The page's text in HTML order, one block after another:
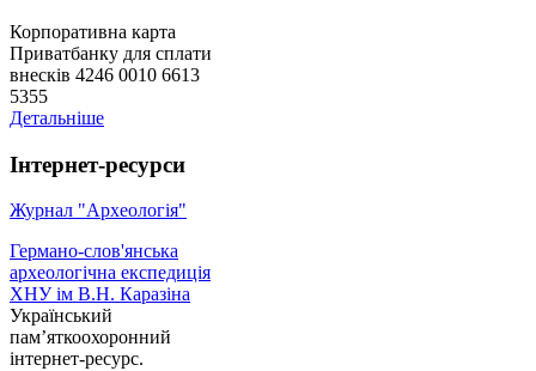
Корпоративна карта
Приватбанку для сплати
внесків 4246 0010 6613
5355
Детальніше
Інтернет-ресурси
Журнал "Археологія"
Германо-слов'янська
археологічна експедиція
ХНУ ім В.Н. Каразіна
Український
пам’яткоохоронний
інтернет-ресурс.